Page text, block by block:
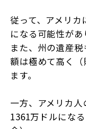
従って、アメリ
になる可能性があ
また、州の遺産
額は極めて高く
ます。
一方、アメリカ
1361万ドルにな